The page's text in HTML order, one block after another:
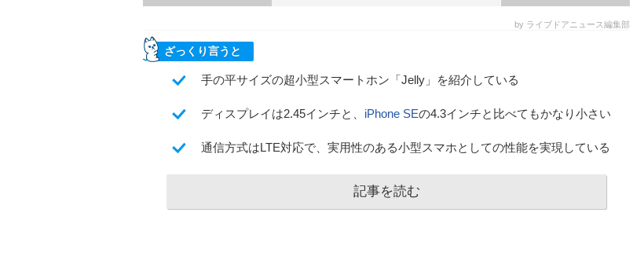
by ライブドアニュース編集部
ざっくり言うと
手の平サイズの超小型スマートホン「Jelly」を紹介している
ディスプレイは2.45インチと、 iPhone SEの4.3インチと比べてもかなり小さい
通信方式はLTE対応で、実用性のある小型スマホとしての性能を実現している
記事を読む